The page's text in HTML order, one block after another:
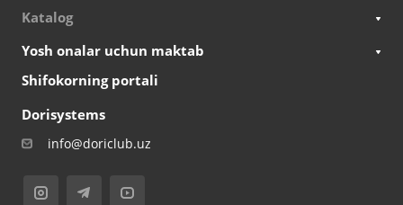
Katalog
Yosh onalar uchun maktab
Shifokorning portali
Dorisystems
info@doriclub.uz